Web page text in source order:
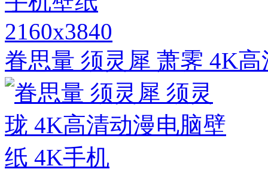
2160x3840
眷思量 须灵犀 萧霁 4K